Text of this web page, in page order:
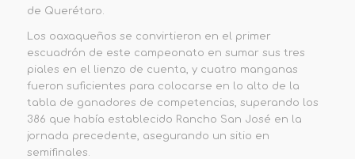
de Querétaro.
Los oaxaqueños se convirtieron en el primer
escuadrón de este campeonato en sumar sus tres
piales en el lienzo de cuenta, y cuatro manganas
fueron suficientes para colocarse en lo alto de la
tabla de ganadores de competencias, superando los
386 que había establecido Rancho San José en la
jornada precedente, asegurando un sitio en
semifinales.